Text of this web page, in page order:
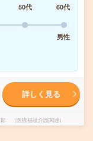
50代
60代
男性
詳しく見る
（医療福祉介護関連）